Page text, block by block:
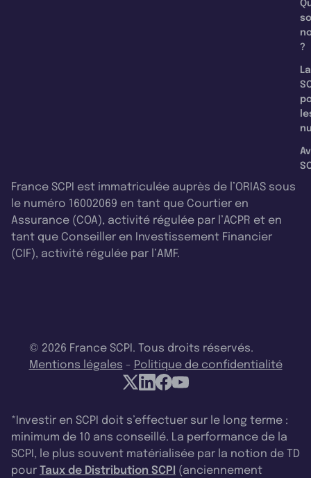
?
La
France SCPI est immatriculée auprès de l’ORIAS sous
le numéro 16002069 en tant que Courtier en
Assurance (COA), activité régulée par l’ACPR et en
tant que Conseiller en Investissement Financier
(CIF), activité régulée par l’AMF.
© 2026 France SCPI. Tous droits réservés.
Mentions légales - Politique de confidentialité
*Investir en SCPI doit s’effectuer sur le long terme :
minimum de 10 ans conseillé. La performance de la
SCPI, le plus souvent matérialisée par la notion de TD
pour Taux de Distribution SCPI (anciennement